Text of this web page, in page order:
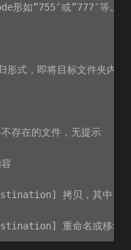
如”755″或”777″等。
，即将目标文件夹内所
在的文件，无提示
拷贝，其中